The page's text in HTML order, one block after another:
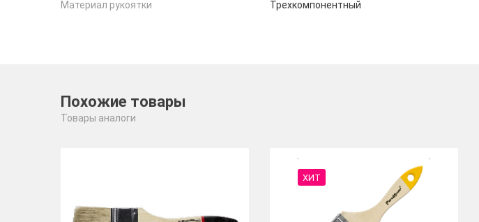
Материал рукоятки Трехкомпонентный
Похожие товары
Товары аналоги
ХИТ